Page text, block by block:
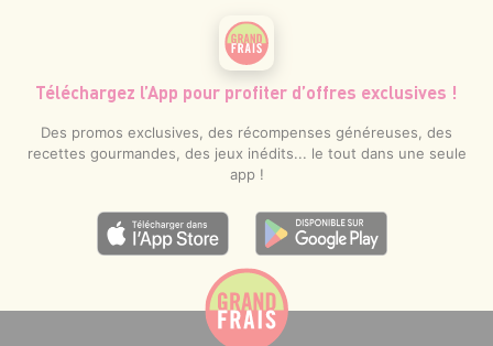
Téléchargez l’App pour profiter d’offres exclusives !
Des promos exclusives, des récompenses généreuses, des
recettes gourmandes, des jeux inédits... le tout dans une seule
app !